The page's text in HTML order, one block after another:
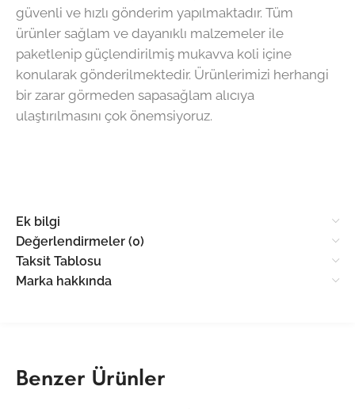
güvenli ve hızlı gönderim yapılmaktadır. Tüm
ürünler sağlam ve dayanıklı malzemeler ile
paketlenip güçlendirilmiş mukavva koli içine
konularak gönderilmektedir. Ürünlerimizi herhangi
bir zarar görmeden sapasağlam alıcıya
ulaştırılmasını çok önemsiyoruz.
Ek bilgi
Değerlendirmeler (0)
Taksit Tablosu
Marka hakkında
Benzer Ürünler